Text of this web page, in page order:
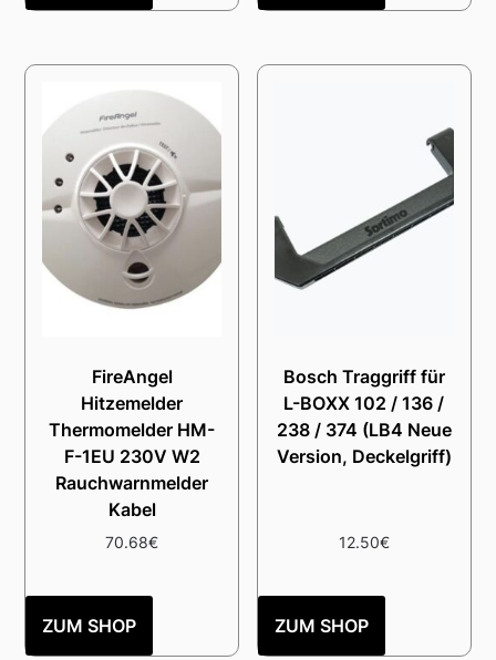
FireAngel
Hitzemelder
Thermomelder HM-
F-1EU 230V W2
Rauchwarnmelder
Kabel
70.68€
ZUM SHOP
Bosch Traggriff für
L-BOXX 102 / 136 /
238 / 374 (LB4 Neue
Version, Deckelgriff)
12.50€
ZUM SHOP